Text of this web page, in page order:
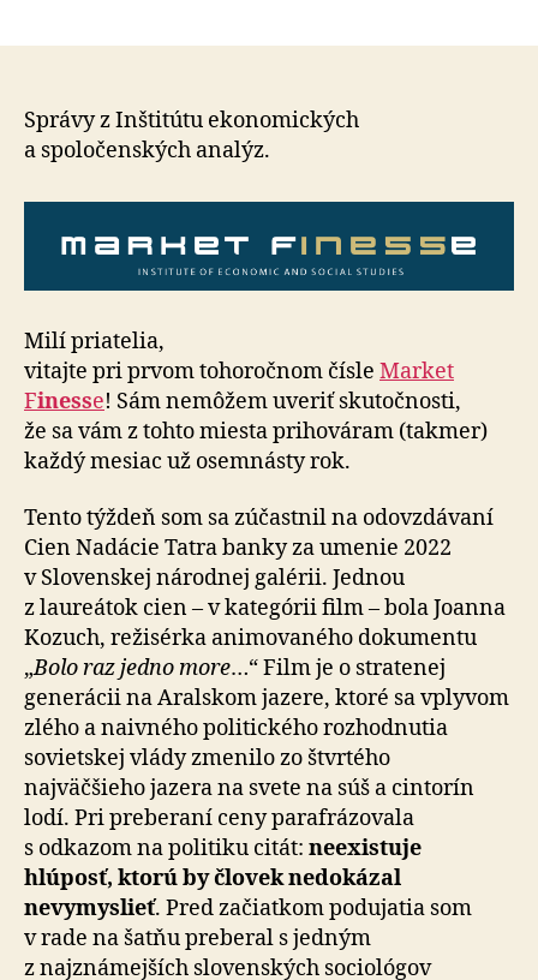
Správy z Inštitútu ekonomických
a spoločenských analýz.
Milí priatelia,
vitajte pri prvom tohoročnom čísle Market
Finesse! Sám nemôžem uveriť skutočnosti,
že sa vám z tohto miesta prihováram (takmer)
každý mesiac už osemnásty rok.
Tento týždeň som sa zúčastnil na odovzdávaní
Cien Nadácie Tatra banky za umenie 2022
v Slovenskej národnej galérii. Jednou
z laureátok cien – v kategórii film – bola Joanna
Kozuch, režisérka animovaného dokumentu
„Bolo raz jedno more…“ Film je o stratenej
generácii na Aralskom jazere, ktoré sa vplyvom
zlého a naivného politického rozhodnutia
sovietskej vlády zmenilo zo štvrtého
najväčšieho jazera na svete na súš a cintorín
lodí. Pri preberaní ceny parafrázovala
s odkazom na politiku citát: neexistuje
hlúposť, ktorú by človek nedokázal
nevymyslieť. Pred začiatkom podujatia som
v rade na šatňu preberal s jedným
z najznámejších slovenských sociológov